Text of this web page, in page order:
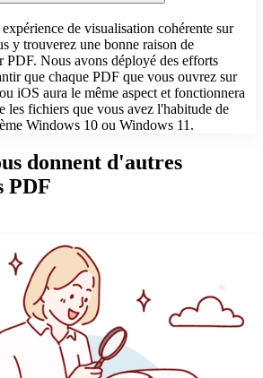
de visualisation cohérente sur
y trouverez une bonne raison de
PDF. Nous avons déployé des efforts
que chaque PDF que vous ouvrez sur
iOS aura le même aspect et fonctionnera
les fichiers que vous avez l'habitude de
Windows 10 ou Windows 11.
donnent d'autres
PDF